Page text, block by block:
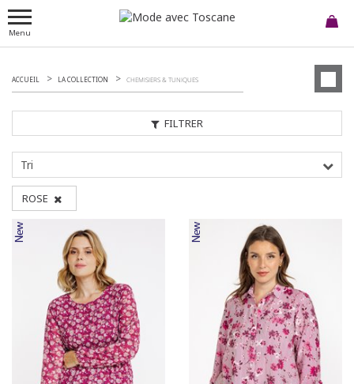
Menu
FILTRER
ACCUEIL LA COLLECTION CHEMISIERS & TUNIQUES
Tri
ROSE